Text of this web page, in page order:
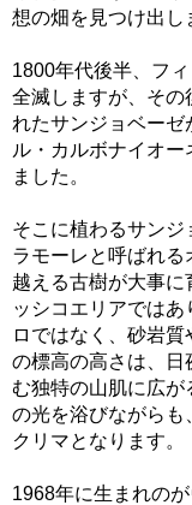
想の畑を見つけ出し
1800年代後半、フ
全滅しますが、そ
れたサンジョベーゼ
ル・カルボナイオ
ました。
そこに植わるサンジ
ラモーレと呼ばれ
越える古樹が大事に
ッシコエリアではあ
ロではなく、砂岩
の標高の高さは、日
む独特の山肌に広
の光を浴びながらも
クリマとなります。
1968年に生まれの